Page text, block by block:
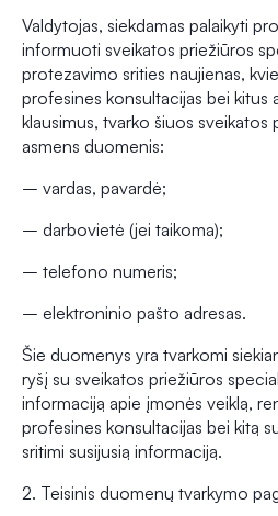
Valdytojas, siekdamas palaikyti
informuoti sveikatos priežiūros
protezavimo srities naujienas,
profesines konsultacijas bei kitus
klausimus, tvarko šiuos sveikatos
asmens duomenis:
– vardas, pavardė;
– darbovietė (jei taikoma);
– telefono numeris;
– elektroninio pašto adresas.
Šie duomenys yra tvarkomi
ryšį su sveikatos priežiūros
informaciją apie įmonės veiklą,
profesines konsultacijas bei kitą
sritimi susijusią informaciją.
2. Teisinis duomenų tvarkymo